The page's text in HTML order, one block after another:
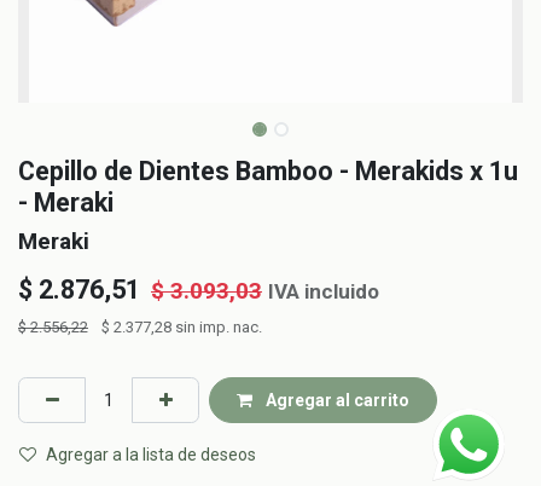
Cepillo de Dientes Bamboo - Merakids x 1u
- Meraki
Meraki
$ 2.876,51 $3.093,03 IVA incluido
$2.556,22 $ 2.377,28 sin imp. nac.
Agregar al carrito
Agregar a la lista de deseos